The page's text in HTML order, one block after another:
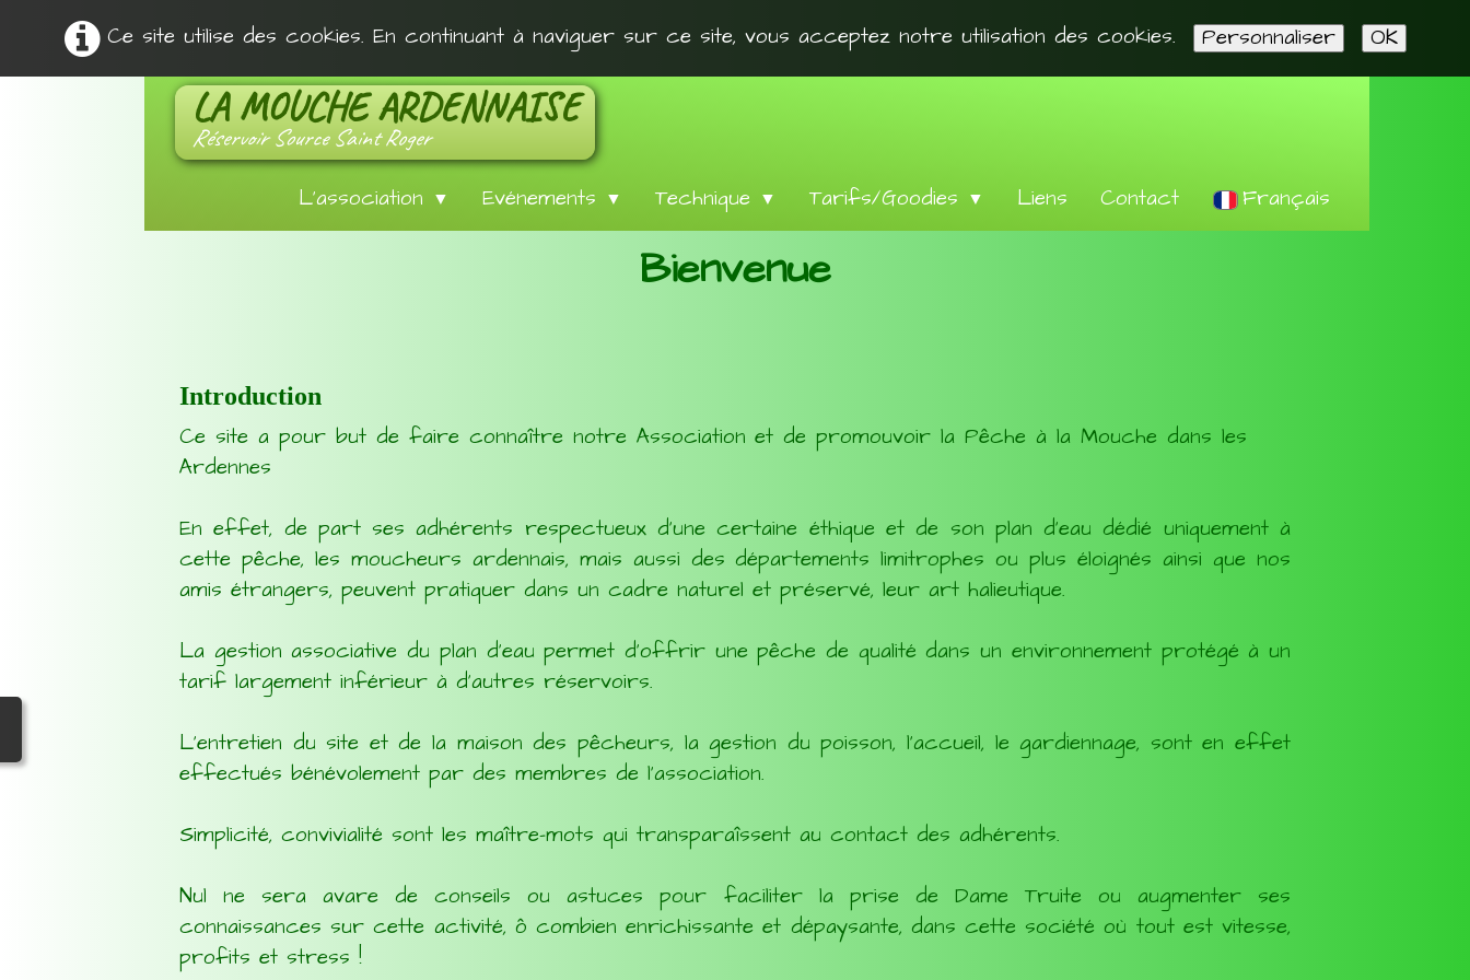
Ce site utilise des cookies. En continuant à naviguer sur ce site, vous acceptez notre utilisation des cookies. Personnaliser OK
LA MOUCHE ARDENNAISE
Réservoir Source Saint Roger
L'association ▼ Evénements ▼ Technique ▼ Tarifs/Goodies ▼ Liens Contact Français
Bienvenue
Introduction
Ce site a pour but de faire connaître notre Association et de promouvoir la Pêche à la Mouche dans les
Ardennes
En effet, de part ses adhérents respectueux d’une certaine éthique et de son plan d’eau dédié uniquement à
cette pêche, les moucheurs ardennais, mais aussi des départements limitrophes ou plus éloignés ainsi que nos
amis étrangers, peuvent pratiquer dans un cadre naturel et préservé, leur art halieutique.
La gestion associative du plan d'eau permet d'offrir une pêche de qualité dans un environnement protégé à un
tarif largement inférieur à d’autres réservoirs.
L'entretien du site et de la maison des pêcheurs, la gestion du poisson, l'accueil, le gardiennage, sont en effet
effectués bénévolement par des membres de l'association.
Simplicité, convivialité sont les maître-mots qui transparaîssent au contact des adhérents.
Nul ne sera avare de conseils ou astuces pour faciliter la prise de Dame Truite ou augmenter ses
connaissances sur cette activité, ô combien enrichissante et dépaysante, dans cette société où tout est vitesse,
profits et stress !